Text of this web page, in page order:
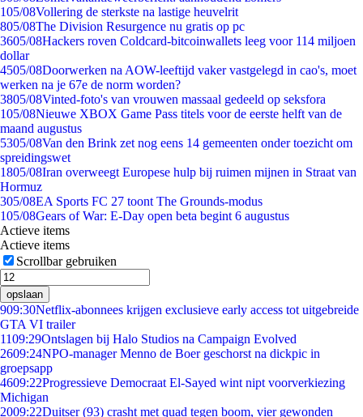
105/08Vollering de sterkste na lastige heuvelrit
805/08The Division Resurgence nu gratis op pc
3605/08Hackers roven Coldcard-bitcoinwallets leeg voor 114 miljoen
dollar
4505/08Doorwerken na AOW-leeftijd vaker vastgelegd in cao's, moet
werken na je 67e de norm worden?
3805/08Vinted-foto's van vrouwen massaal gedeeld op seksfora
105/08Nieuwe XBOX Game Pass titels voor de eerste helft van de
maand augustus
5305/08Van den Brink zet nog eens 14 gemeenten onder toezicht om
spreidingswet
1805/08Iran overweegt Europese hulp bij ruimen mijnen in Straat van
Hormuz
305/08EA Sports FC 27 toont The Grounds-modus
105/08Gears of War: E-Day open beta begint 6 augustus
Actieve items
Actieve items
Scrollbar gebruiken
opslaan
909:30Netflix-abonnees krijgen exclusieve early access tot uitgebreide
GTA VI trailer
1109:29Ontslagen bij Halo Studios na Campaign Evolved
2609:24NPO-manager Menno de Boer geschorst na dickpic in
groepsapp
4609:22Progressieve Democraat El-Sayed wint nipt voorverkiezing
Michigan
2009:22Duitser (93) crasht met quad tegen boom, vier gewonden